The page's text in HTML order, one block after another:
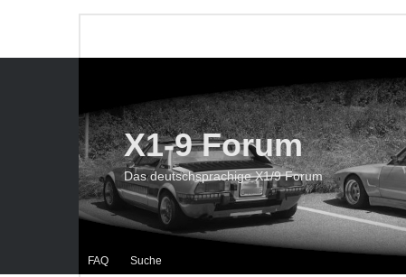
FAQ Suche
X1-9 Forum
Das deutschsprachige X1/9 Forum